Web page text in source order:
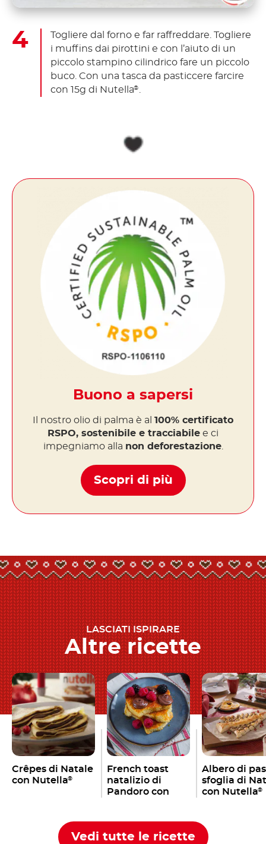
Togliere dal forno e far raffreddare. Togliere
i muffins dai pirottini e con l’aiuto di un
piccolo stampino cilindrico fare un piccolo
buco. Con una tasca da pasticcere farcire
con 15g di Nutella®
Buono a sapersi
Il nostro olio di palma è al 100% certificato
RSPO, sostenibile e tracciabile e ci
impegniamo alla non deforestazione.
Scopri di più
LASCIATI ISPIRARE
Altre ricette
Crêpes di Natale
con Nutella®
French toast
natalizio di
Pandoro con
Albero di
sfoglia di
con Nutella®
Vedi tutte le ricette